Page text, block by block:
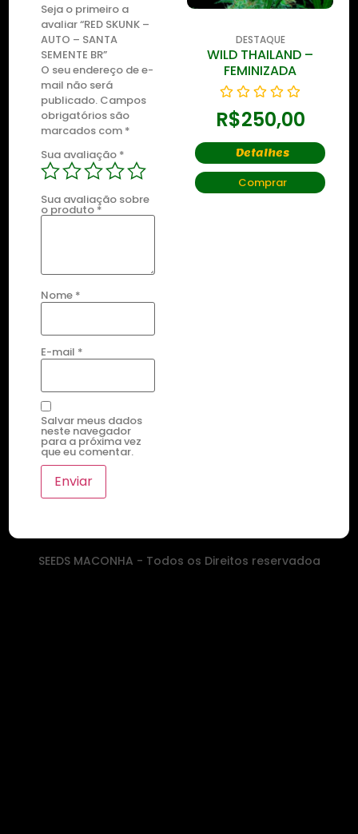
Seja o primeiro a
avaliar “RED SKUNK –
AUTO – SANTA
SEMENTE BR”
O seu endereço de e-
mail não será
publicado. Campos
obrigatórios são
marcados com *
Sua avaliação *
Sua avaliação sobre
o produto *
Nome *
E-mail *
Salvar meus dados
neste navegador
para a próxima vez
que eu comentar.
DESTAQUE
WILD THAILAND
RYDER
R$250,00
Detalhes
Comprar
DESTAQUE
WILD THAILAND –
FEMINIZADA
R$250,00
Detalhes
Comprar
SEEDS MACONHA - Todos os Direitos reservadoa